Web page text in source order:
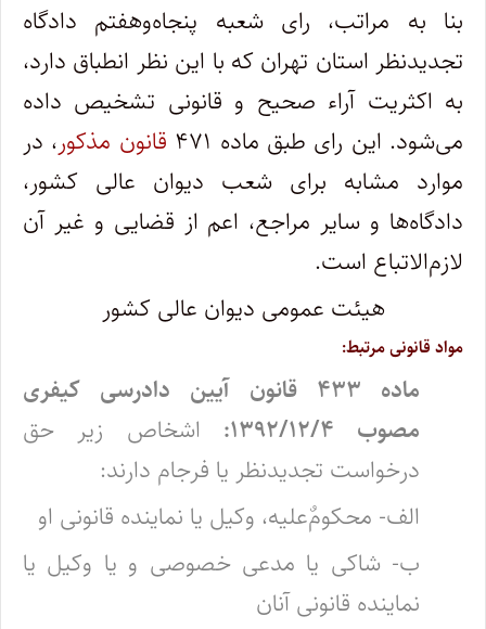
بنا به مراتب، رای شعبه پنجاه‌و‌هفتم دادگاه
تجدیدنظر استان تهران که با این نظر انطباق دارد،
به اکثریت آراء صحیح و قانونی تشخیص داده
می‌شود. این رای طبق ماده ۴۷۱
قانون مذکور، در
موارد مشابه برای شعب دیوان عالی کشور،
دادگاه‌ها و سایر مراجع، اعم از قضایی و غیر آن
لازم‌الاتباع است.
هیئت عمومی دیوان‌ عالی‌ کشور
مواد قانونی مرتبط:
ماده ۴۳۳ قانون آیین دادرسی کیفری
مصوب ۱۳۹۲/۱۲/۴:
اشخاص زیر حق
درخواست تجدیدنظر یا فرجام دارند:
الف- محکومٌ‌علیه، وکیل یا نماینده قانونی او
ب- شاکی یا مدعی خصوصی و یا وکیل یا
نماینده قانونی آنان